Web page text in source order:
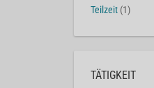
Teilzeit (1)
TÄTIGKEIT